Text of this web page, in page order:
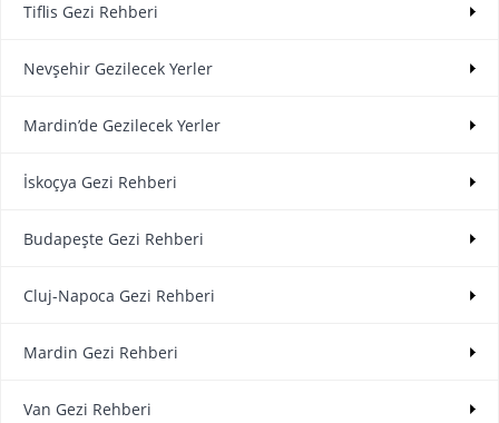
Tiflis Gezi Rehberi
Nevşehir Gezilecek Yerler
Mardin’de Gezilecek Yerler
İskoçya Gezi Rehberi
Budapeşte Gezi Rehberi
Cluj-Napoca Gezi Rehberi
Mardin Gezi Rehberi
Van Gezi Rehberi